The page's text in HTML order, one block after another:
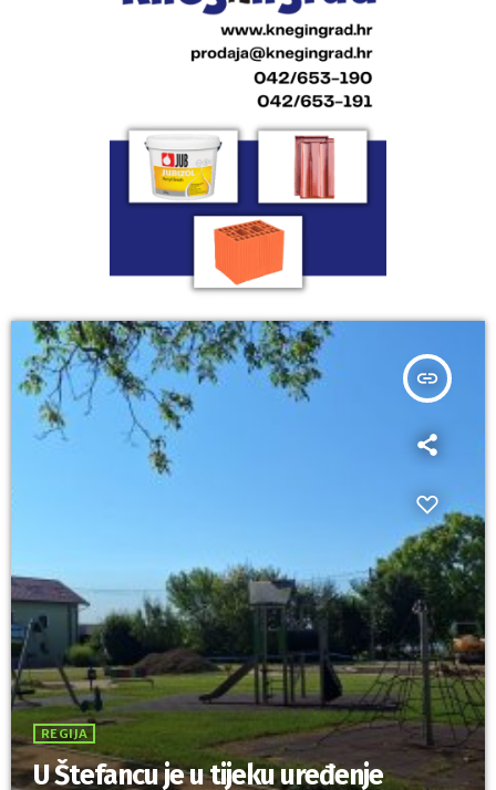
insert_link
REGIJA
U Štefancu je u tijeku uređenje